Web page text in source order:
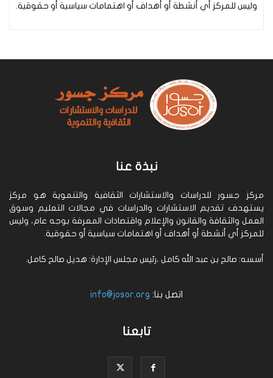
وليس للمركز أي أنشطة أو أهداف أو اهتمامات سياسية أو حقوقية.
نبذة عنا
مركز جسور للدراسات والاستشارات الثقافية والتنموية هو مركز
يستهدف تقديم الاستشارات والدراسات في مجالات التعليم وسوق
العمل والثقافة والقانون والإعلام واقتصادات المعرفة بوجه عام، وليس
للمركز أي أنشطة أو أهداف أو اهتمامات سياسية أو حقوقية.
أسسه: صالح بن عبد الله كامل ،رئيس مجلس الإدارة: هديل صالح كامل.
اتصل بنا: info@josor.org
تابعنا